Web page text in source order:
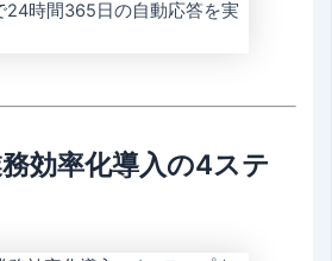
効率化導入の4ステ